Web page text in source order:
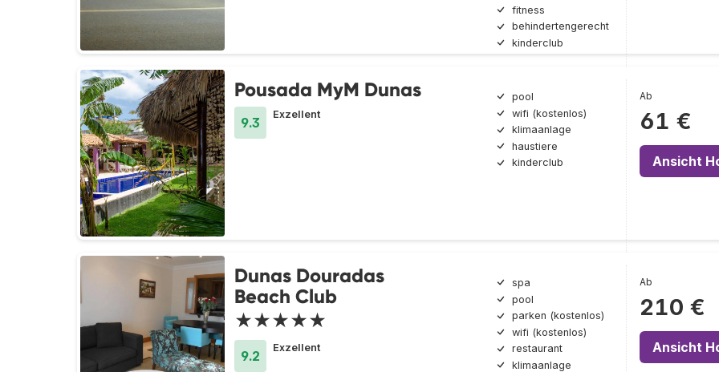
fitness
behindertengerecht
kinderclub
Pousada MyM Dunas
9.3
Exzellent
pool
wifi (kostenlos)
klimaanlage
haustiere
kinderclub
Ab
61 €
Ansicht
Dunas Douradas
Beach Club
★★★★★
9.2
Exzellent
spa
pool
parken (kostenlos)
wifi (kostenlos)
restaurant
klimaanlage
Ab
210 €
Ansicht